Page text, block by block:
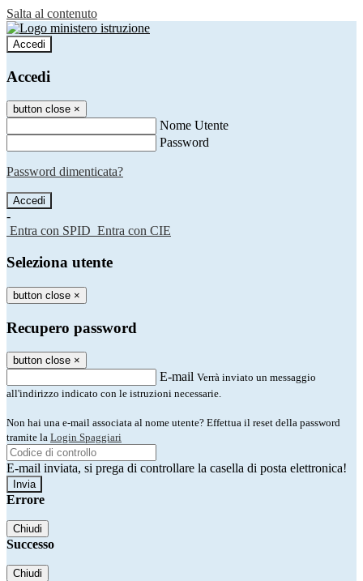
Salta al contenuto
Accedi
Accedi
button close ×
Nome Utente
Password
Password dimenticata?
-
Entra con SPID Entra con CIE
Seleziona utente
button close ×
Recupero password
button close ×
E-mail Verrà inviato un messaggio
all'indirizzo indicato con le istruzioni necessarie.
Non hai una e-mail associata al nome utente? Effettua il reset della password
tramite la Login Spaggiari
E-mail inviata, si prega di controllare la casella di posta elettronica!
Errore
Chiudi
Successo
Chiudi